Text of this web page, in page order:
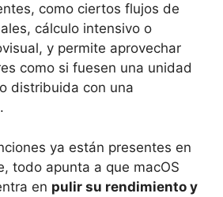
como ciertos flujos de
cálculo intensivo o
y permite aprovechar
como si fuesen una unidad
distribuida con una
ya están presentes en
todo apunta a que macOS
en pulir su rendimiento y